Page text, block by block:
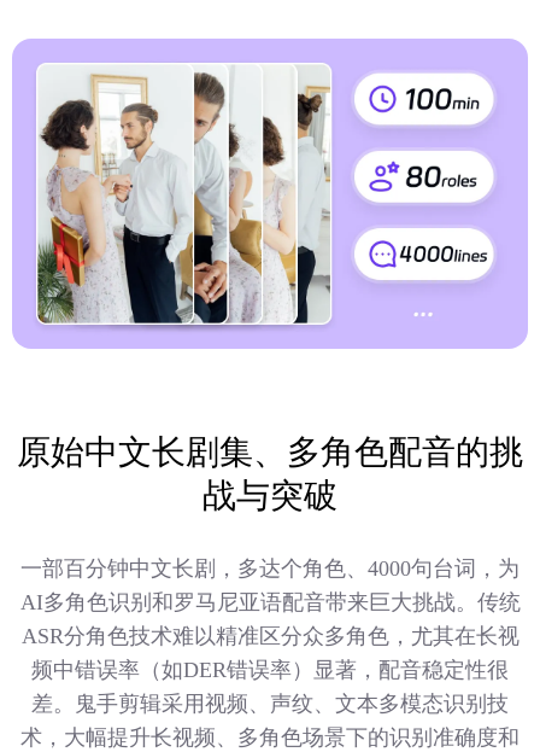
原始中文长剧集、多角色配音的挑
战与突破
一部百分钟中文长剧，多达个角色、4000句台词，为
AI多角色识别和罗马尼亚语配音带来巨大挑战。传统
ASR分角色技术难以精准区分众多角色，尤其在长视
频中错误率（如DER错误率）显著，配音稳定性很
差。鬼手剪辑采用视频、声纹、文本多模态识别技
术，大幅提升长视频、多角色场景下的识别准确度和